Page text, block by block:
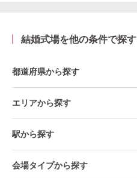
結婚式場を他の条件で探す
都道府県から探す
エリアから探す
駅から探す
会場タイプから探す